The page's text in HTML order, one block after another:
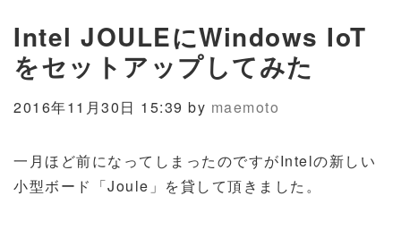
Intel JOULEにWindows IoT
をセットアップしてみた
2016年11月30日 15:39 by maemoto
一月ほど前になってしまったのですがIntelの新しい
小型ボード「Joule」を貸して頂きました。